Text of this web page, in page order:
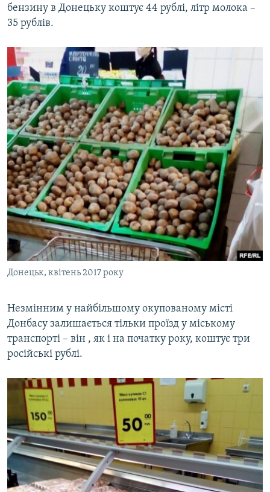
бензину в Донецьку коштує 44 рублі, літр молока –
35 рублів.
Донецьк, квітень 2017 року
Незмінним у найбільшому окупованому місті
Донбасу залишається тільки проїзд у міському
транспорті – він , як і на початку року, коштує три
російські рублі.